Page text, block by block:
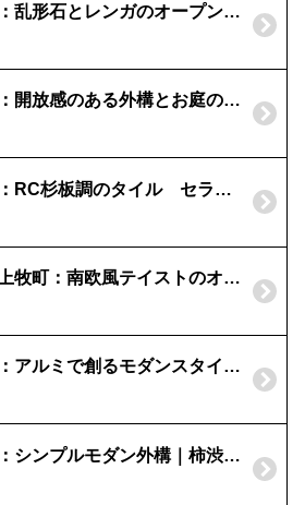
葛城市：乱形石とレンガのオープン外構
橿原市：開放感のある外構とお庭のリフォーム
名張市：RC杉板調のタイル セラウォールの門柱
奈良県上牧町：南欧風テイストのオープン外構｜「ディーズガーデン」のアイテム
八尾市：アルミで創るモダンスタイル外構｜柿渋×シャイングレー
広陵町：シンプルモダン外構｜柿渋とシャイングレーの組合せ